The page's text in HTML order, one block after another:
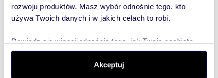
rozwoju produktów. Masz wybór odnośnie tego, kto
używa Twoich danych i w jakich celach to robi.
Dowiedz się więcej odnośnie tego, jak Twoje osobiste
dane są przetwarzane oraz ustaw własne preferencje w
. W Deklaracji plików cookie możesz
zmienić lub wycofać swoją zgodę w dowolnej chwili.
Akceptuj
Osoba odpowiedzialna zawodowo: Paweł
Chęciński